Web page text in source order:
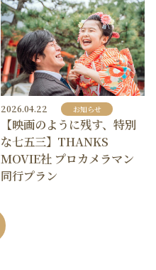
2026.04.22 お知らせ
【映画のように残す、特別
な七五三】THANKS
MOVIE社 プロカメラマン
同行プラン